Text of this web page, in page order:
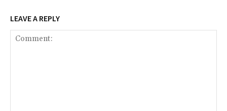
LEAVE A REPLY